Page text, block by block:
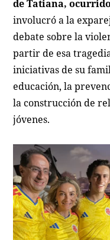
de Tatiana,
involucró a la
debate sobre la
partir de esa
iniciativas de su
educación, la
la construcción de
jóvenes.